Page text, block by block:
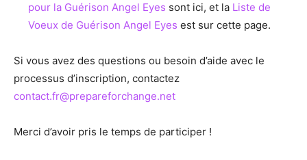
pour la Guérison Angel Eyes sont ici, et la Liste de
Voeux de Guérison Angel Eyes est sur cette page.
Si vous avez des questions ou besoin d’aide avec le
processus d’inscription, contactez
contact.fr@prepareforchange.net
Merci d’avoir pris le temps de participer !